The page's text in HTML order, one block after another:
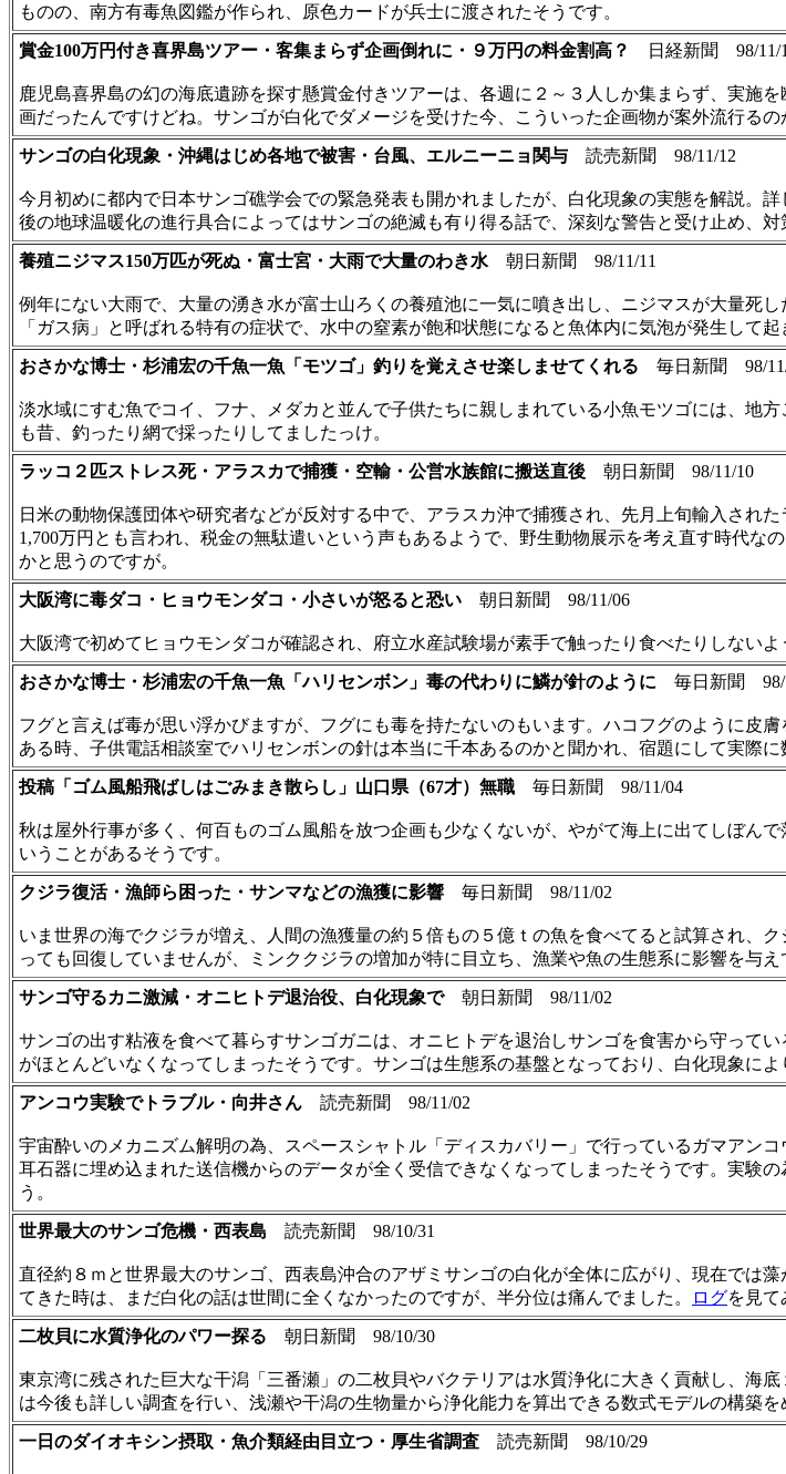
ものの、南方有毒魚図鑑が作られ、原色カードが兵士に渡されたそうです。
賞金100万円付き喜界島ツアー・客集まらず企画倒れに・９万円の料金割高？ 日経新聞 98/11/
鹿児島喜界島の幻の海底遺跡を探す懸賞金付きツアーは、各週に２～３人しか集まらず、実施
画だったんですけどね。サンゴが白化でダメージを受けた今、こういった企画物が案外流行るの
サンゴの白化現象・沖縄はじめ各地で被害・台風、エルニーニョ関与 読売新聞 98/11/12
今月初めに都内で日本サンゴ礁学会での緊急発表も開かれましたが、白化現象の実態を解説。詳
後の地球温暖化の進行具合によってはサンゴの絶滅も有り得る話で、深刻な警告と受け止め、
養殖ニジマス150万匹が死ぬ・富士宮・大雨で大量のわき水 朝日新聞 98/11/11
例年にない大雨で、大量の湧き水が富士山ろくの養殖池に一気に噴き出し、ニジマスが大量死
「ガス病」と呼ばれる特有の症状で、水中の窒素が飽和状態になると魚体内に気泡が発生して
おさかな博士・杉浦宏の千魚一魚「モツゴ」釣りを覚えさせ楽しませてくれる 毎日新聞 98/11/
淡水域にすむ魚でコイ、フナ、メダカと並んで子供たちに親しまれている小魚モツゴには、地
も昔、釣ったり網で採ったりしてましたっけ。
ラッコ２匹ストレス死・アラスカで捕獲・空輸・公営水族館に搬送直後 朝日新聞 98/11/10
日米の動物保護団体や研究者などが反対する中で、アラスカ沖で捕獲され、先月上旬輸入され
1,700万円とも言われ、税金の無駄遣いという声もあるようで、野生動物展示を考え直す時代
かと思うのですが。
大阪湾に毒ダコ・ヒョウモンダコ・小さいが怒ると恐い 朝日新聞 98/11/06
大阪湾で初めてヒョウモンダコが確認され、府立水産試験場が素手で触ったり食べたりしない
おさかな博士・杉浦宏の千魚一魚「ハリセンボン」毒の代わりに鱗が針のように 毎日新聞 98/
フグと言えば毒が思い浮かびますが、フグにも毒を持たないのもいます。ハコフグのように皮
ある時、子供電話相談室でハリセンボンの針は本当に千本あるのかと聞かれ、宿題にして実際に
投稿「ゴム風船飛ばしはごみまき散らし」山口県（67才）無職 毎日新聞 98/11/04
秋は屋外行事が多く、何百ものゴム風船を放つ企画も少なくないが、やがて海上に出てしぼん
いうことがあるそうです。
クジラ復活・漁師ら困った・サンマなどの漁獲に影響 毎日新聞 98/11/02
いま世界の海でクジラが増え、人間の漁獲量の約５倍もの５億ｔの魚を食べてると試算され、
っても回復していませんが、ミンククジラの増加が特に目立ち、漁業や魚の生態系に影響を与え
サンゴ守るカニ激減・オニヒトデ退治役、白化現象で朝日新聞 98/11/02
サンゴの出す粘液を食べて暮らすサンゴガニは、オニヒトデを退治しサンゴを食害から守って
がほとんどいなくなってしまったそうです。サンゴは生態系の基盤となっており、白化現象に
アンコウ実験でトラブル・向井さん 読売新聞 98/11/02
宇宙酔いのメカニズム解明の為、スペースシャトル「ディスカバリー」で行っているガマアン
耳石器に埋め込まれた送信機からのデータが全く受信できなくなってしまったそうです。実験
う。
世界最大のサンゴ危機・西表島 読売新聞 98/10/31
直径約８ｍと世界最大のサンゴ、西表島沖合のアザミサンゴの白化が全体に広がり、現在では
てきた時は、まだ白化の話は世間に全くなかったのですが、半分位は痛んでました。
ログを見て
二枚貝に水質浄化のパワー探る 朝日新聞 98/10/30
東京湾に残された巨大な干潟「三番瀬」の二枚貝やバクテリアは水質浄化に大きく貢献し、海
は今後も詳しい調査を行い、浅瀬や干潟の生物量から浄化能力を算出できる数式モデルの構築を
一日のダイオキシン摂取・魚介類経由目立つ・厚生省調査 読売新聞 98/10/29